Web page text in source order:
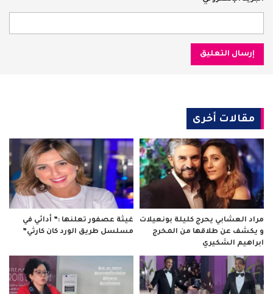
مقالات أخرى
مراد العشابي يحرج كليلة بونعيلات
و يكشف عن طلاقها من المخرج
ابراهيم الشكيري
غيثة عصفور تعلنها :” أدائي في
مسلسل طريق الورد كان كارثي”